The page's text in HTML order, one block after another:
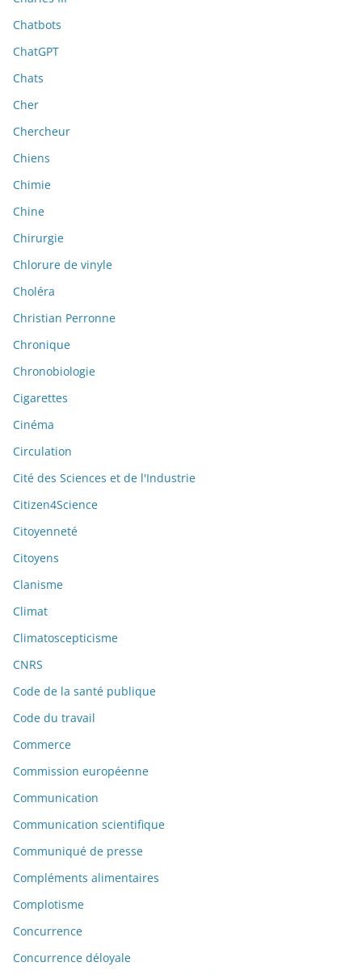
Chatbots
ChatGPT
Chats
Cher
Chercheur
Chiens
Chimie
Chine
Chirurgie
Chlorure de vinyle
Choléra
Christian Perronne
Chronique
Chronobiologie
Cigarettes
Cinéma
Circulation
Cité des Sciences et de l'Industrie
Citizen4Science
Citoyenneté
Citoyens
Clanisme
Climat
Climatoscepticisme
CNRS
Code de la santé publique
Code du travail
Commerce
Commission européenne
Communication
Communication scientifique
Communiqué de presse
Compléments alimentaires
Complotisme
Concurrence
Concurrence déloyale